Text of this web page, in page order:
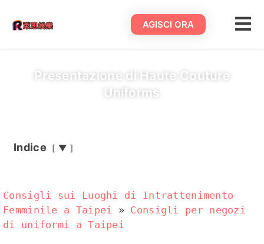
AGISCI ORA
Presentazione di Haute Couture
Uniforms
Indice ▼
Consigli sui Luoghi di Intrattenimento
Femminile a Taipei » Consigli per negozi
di uniformi a Taipei